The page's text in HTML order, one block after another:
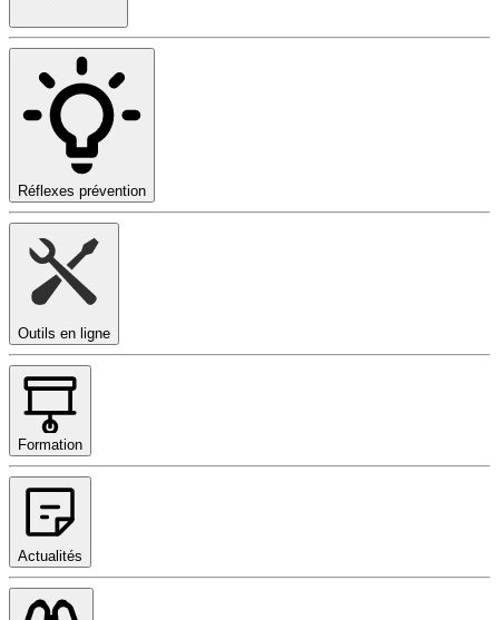
Réflexes prévention
Outils en ligne
Formation
Actualités